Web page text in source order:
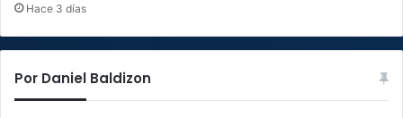
Hace 3 días
Por Daniel Baldizon